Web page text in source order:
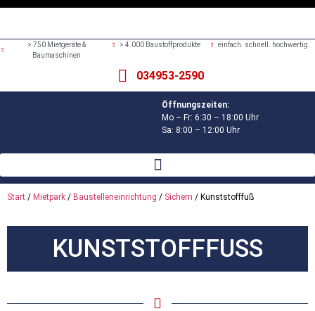
> 750 Mietgeräte &
Baumaschinen
> 4.000 Baustoffprodukte einfach. schnell. hochwertig.
034953-2590
Öffnungszeiten:
Mo – Fr: 6:30 – 18:00 Uhr
Sa: 8:00 – 12:00 Uhr
Start / Mietpark / Baustelleneinrichtung / Sichern / Kunststofffuß
KUNSTSTOFFFUSS